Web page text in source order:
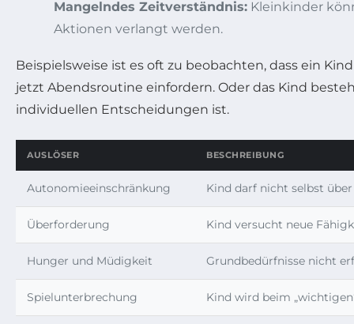
Mangelndes Zeitverständnis: Kleinkinder
Aktionen verlangt werden.
Beispielsweise ist es oft zu beobachten, dass ein
jetzt Abendsroutine einfordern. Oder das Kind
individuellen Entscheidungen ist.
AUSLÖSER BESCHREIBUNG
Autonomieeinschränkung Kind darf nicht selbst
Überforderung Kind versucht neue
Hunger und Müdigkeit Grundbedürfnisse nicht
Spielunterbrechung Kind wird beim